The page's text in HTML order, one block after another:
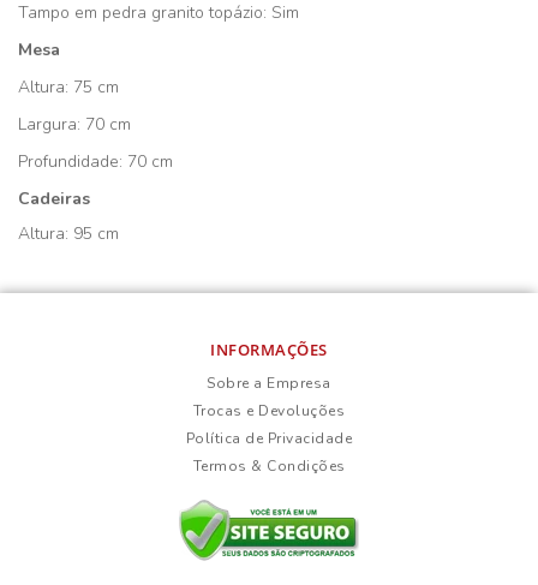
Tampo em pedra granito topázio: Sim
Mesa
Altura: 75 cm
Largura: 70 cm
Profundidade: 70 cm
Cadeiras
Altura: 95 cm
INFORMAÇÕES
Sobre a Empresa
Trocas e Devoluções
Política de Privacidade
Termos & Condições